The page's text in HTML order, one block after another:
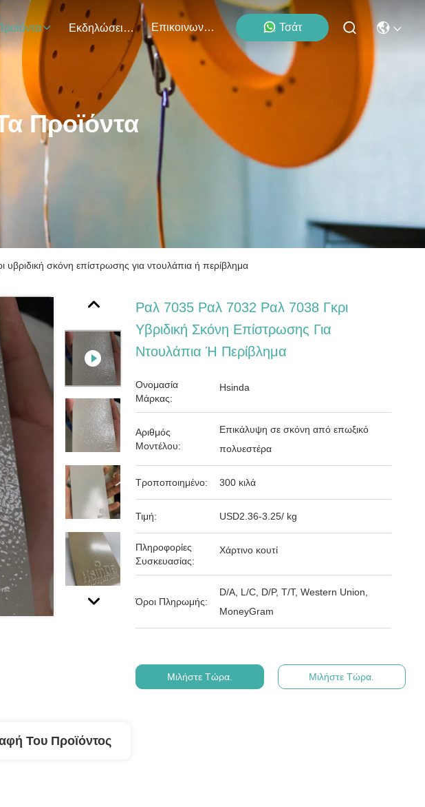
Εκδηλώσεις Επικοινωνήστε Μαζί Μας Τσάτ
Προϊόντα
σκόνη επίστρωσης για ντουλάπια ή περίβλημα
Ραλ 7035 Ραλ 7032 Ραλ 7038 Γκρι
Υβριδική Σκόνη Επίστρωσης Για
Ντουλάπια Ή Περίβλημα
Ονομασία
Μάρκας:
Hsinda
Αριθμός
Μοντέλου:
Επικάλυψη σε σκόνη από επωξικό
πολυεστέρα
Τροποποιημένο: 300 κιλά
Τιμή: USD2.36-3.25/ kg
Πληροφορίες
Συσκευασίας:
Χάρτινο κουτί
Όροι Πληρωμής:
D/A, L/C, D/P, T/T, Western Union,
MoneyGram
Μιλήστε Τώρα. Μιλήστε Τώρα.
Του Προϊόντος